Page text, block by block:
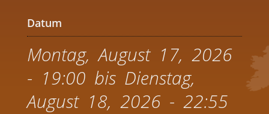
Datum
Montag, August 17, 2026
- 19:00 bis Dienstag,
August 18, 2026 - 22:55